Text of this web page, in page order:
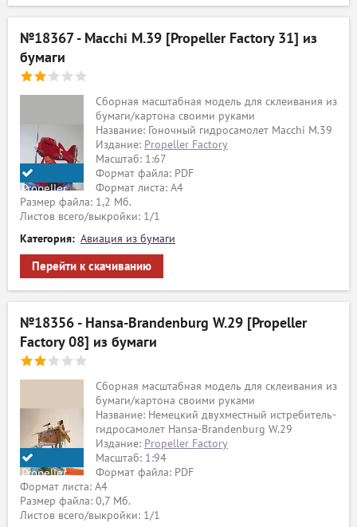
№18367 - Macchi M.39 [Propeller Factory 31] из
бумаги
Propeller
Factory
Сборная масштабная модель для склеивания из
бумаги/картона своими руками
Название: Гоночный гидросамолет Macchi M.39
Издание: Propeller Factory
Масштаб: 1:67
Формат файла: PDF
Формат листа: А4
Размер файла: 1,2 Мб.
Листов всего/выкройки: 1/1
Категория: Авиация из бумаги
Перейти к скачиванию
№18356 - Hansa-Brandenburg W.29 [Propeller
Factory 08] из бумаги
Propeller
Factory
Сборная масштабная модель для склеивания из
бумаги/картона своими руками
Название: Немецкий двухместный истребитель-
гидросамолет Hansa-Brandenburg W.29
Издание: Propeller Factory
Масштаб: 1:94
Формат файла: PDF
Формат листа: А4
Размер файла: 0,7 Мб.
Листов всего/выкройки: 1/1